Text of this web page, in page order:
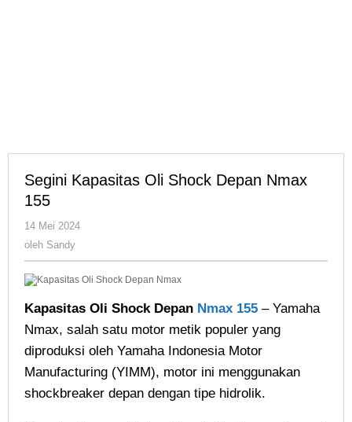
Segini Kapasitas Oli Shock Depan Nmax
155
14 Mei 2024
oleh Sandy
Kapasitas Oli Shock Depan Nmax 155 – Yamaha
Nmax, salah satu motor metik populer yang
diproduksi oleh Yamaha Indonesia Motor
Manufacturing (YIMM), motor ini menggunakan
shockbreaker depan dengan tipe hidrolik.